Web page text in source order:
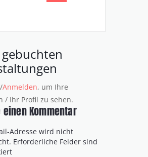
/Anmelden, um Ihre
/ Ihr Profil zu sehen.
einen Kommentar
Adresse wird nicht
Erforderliche Felder sind